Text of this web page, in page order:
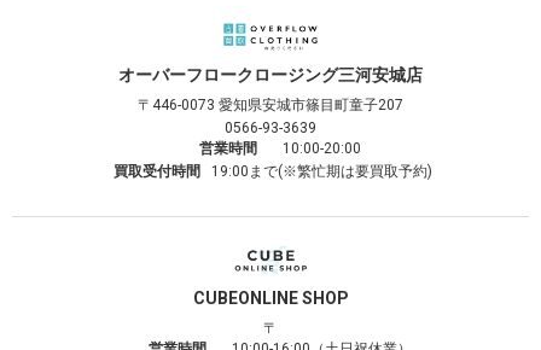
オーバーフロークロージング三河安城店
〒446-0073 愛知県安城市篠目町童子207
0566-93-3639
営業時間
10:00-20:00
買取受付時間
19:00まで(※繁忙期は要買取予約)
CUBEONLINE SHOP
〒